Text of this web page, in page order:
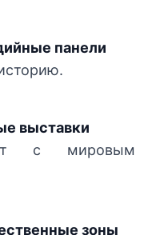
панели
выставки
с мировым
зоны